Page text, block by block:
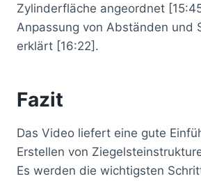
Zylinderfläche angeordnet
Anpassung von Abständen und
erklärt [16:22].
Fazit
Das Video liefert eine gute
Erstellen von
Es werden die wichtigsten